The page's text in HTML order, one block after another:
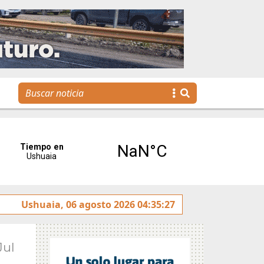
jóvenes llegan a la gestión pública a través de una
Ushuaia, 06 agosto 2026 04:35:27